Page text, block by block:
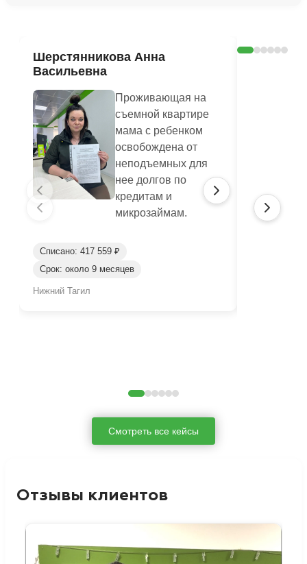
Шерстянникова Анна
Васильевна
Проживающая на
съемной квартире
мама с ребенком
освобождена от
неподъемных для
нее долгов по
кредитам и
микрозаймам.
Списано: 417 559 ₽
Срок: около 9 месяцев
Нижний Тагил
Смотреть все кейсы
Отзывы клиентов